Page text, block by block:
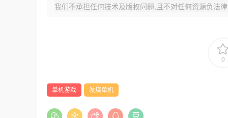
我们不承担任何技术及版权问题,且不对任何资源负法
0
单机游戏 发烧单机